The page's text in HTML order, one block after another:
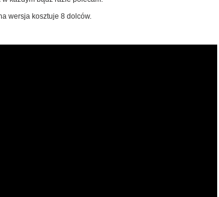
wersja kosztuje 8 dolców.